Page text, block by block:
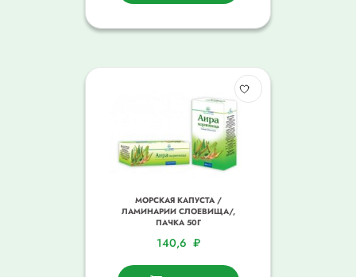
МОРСКАЯ КАПУСТА /
ЛАМИНАРИИ СЛОЕВИЩА/,
ПАЧКА 50Г
140,6 ₽